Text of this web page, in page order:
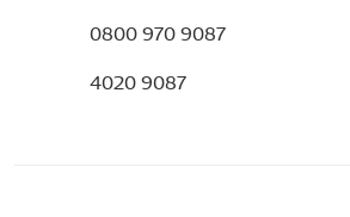
0800 970 9087
4020 9087